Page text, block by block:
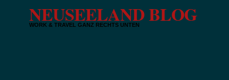
NEUSEELAND BLOG
WORK & TRAVEL GANZ RECHTS UNTEN